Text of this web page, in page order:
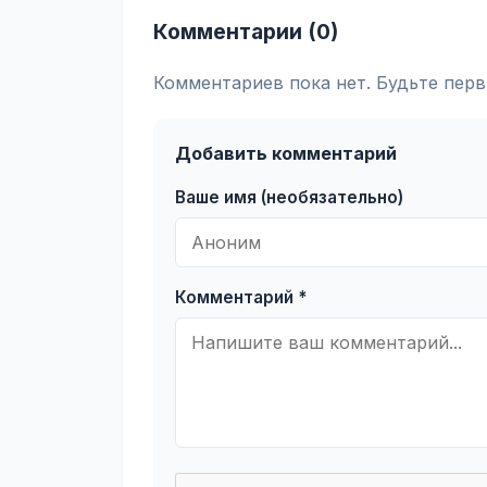
Комментарии (0)
Комментариев пока нет. Будьте
Добавить комментарий
Ваше имя (необязательно)
Комментарий *